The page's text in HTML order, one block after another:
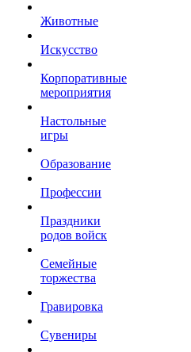
Животные
Искусство
Корпоративные
мероприятия
Настольные
игры
Образование
Профессии
Праздники
родов войск
Семейные
торжества
Гравировка
Сувениры